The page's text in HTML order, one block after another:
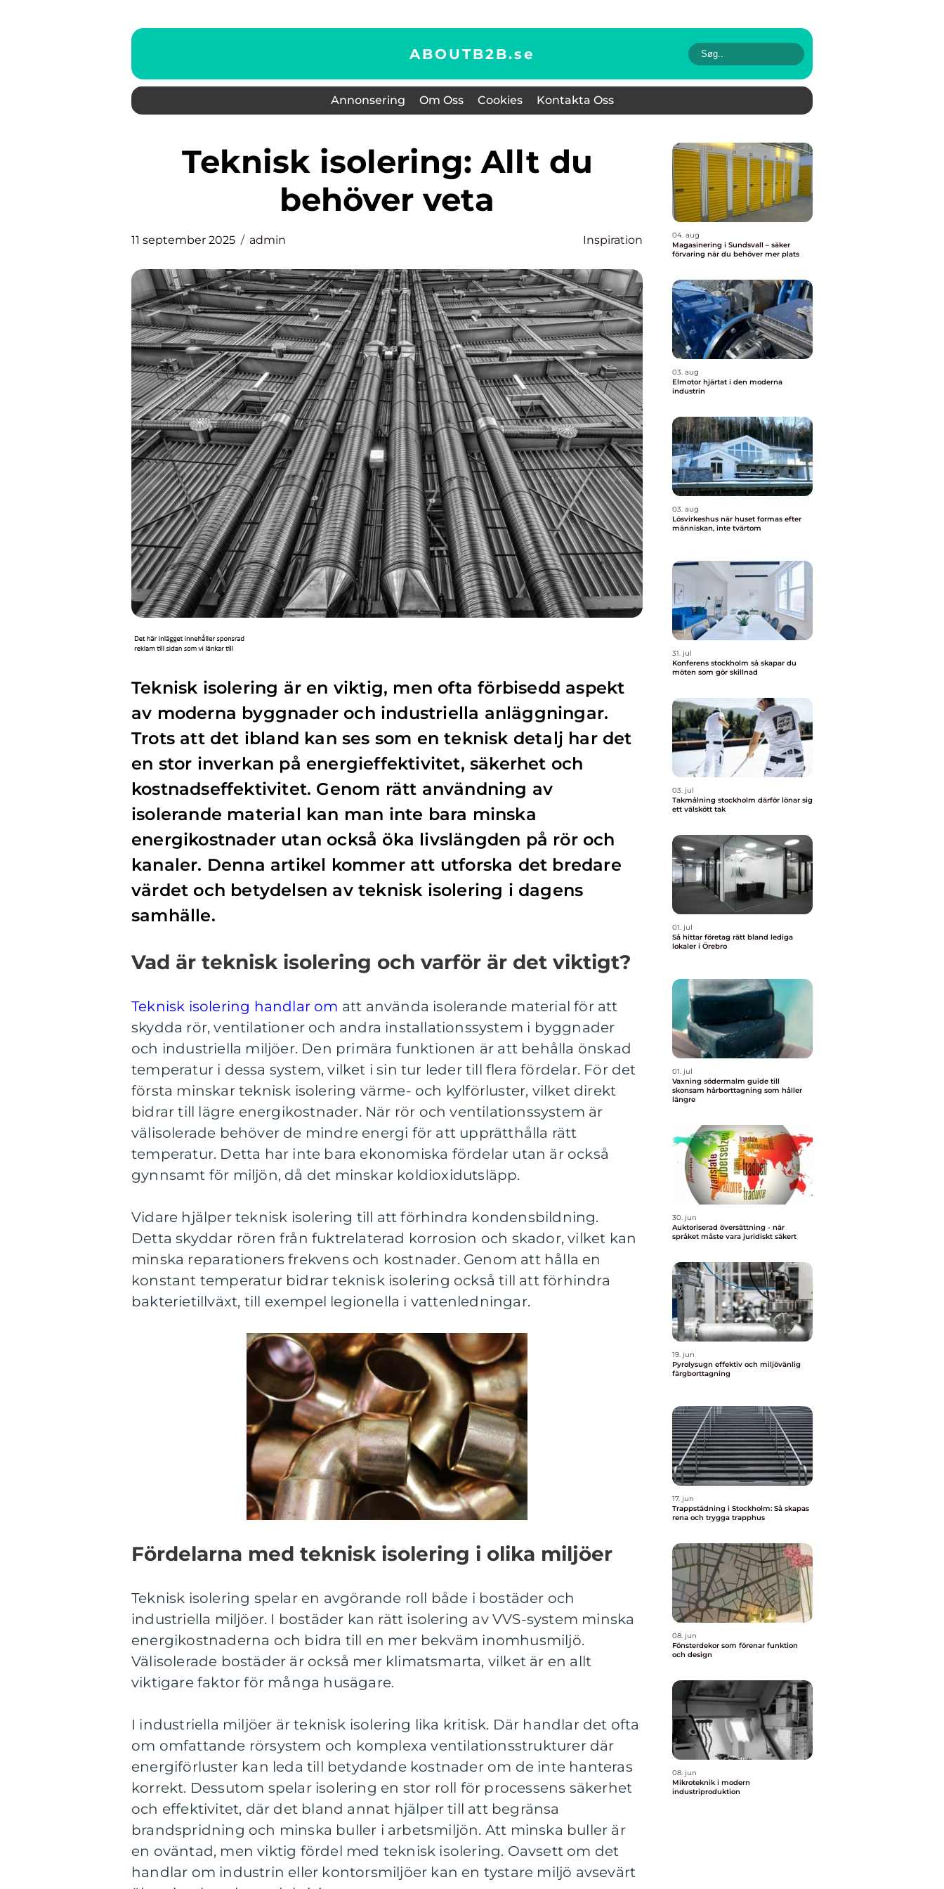
ABOUTB2B.se
Annonsering Om Oss Cookies Kontakta Oss
Teknisk isolering: Allt du
behöver veta
11 september 2025 admin Inspiration
Teknisk isolering är en viktig, men ofta förbisedd aspekt
av moderna byggnader och industriella anläggningar.
Trots att det ibland kan ses som en teknisk detalj har det
en stor inverkan på energieffektivitet, säkerhet och
kostnadseffektivitet. Genom rätt användning av
isolerande material kan man inte bara minska
energikostnader utan också öka livslängden på rör och
kanaler. Denna artikel kommer att utforska det bredare
värdet och betydelsen av teknisk isolering i dagens
samhälle.
Vad är teknisk isolering och varför är det viktigt?
Teknisk isolering handlar om att använda isolerande material för att
skydda rör, ventilationer och andra installationssystem i byggnader
och industriella miljöer. Den primära funktionen är att behålla önskad
temperatur i dessa system, vilket i sin tur leder till flera fördelar. För det
första minskar teknisk isolering värme- och kylförluster, vilket direkt
bidrar till lägre energikostnader. När rör och ventilationssystem är
välisolerade behöver de mindre energi för att upprätthålla rätt
temperatur. Detta har inte bara ekonomiska fördelar utan är också
gynnsamt för miljön, då det minskar koldioxidutsläpp.
Vidare hjälper teknisk isolering till att förhindra kondensbildning.
Detta skyddar rören från fuktrelaterad korrosion och skador, vilket kan
minska reparationers frekvens och kostnader. Genom att hålla en
konstant temperatur bidrar teknisk isolering också till att förhindra
bakterietillväxt, till exempel legionella i vattenledningar.
Fördelarna med teknisk isolering i olika miljöer
Teknisk isolering spelar en avgörande roll både i bostäder och
industriella miljöer. I bostäder kan rätt isolering av VVS-system minska
energikostnaderna och bidra till en mer bekväm inomhusmiljö.
Välisolerade bostäder är också mer klimatsmarta, vilket är en allt
viktigare faktor för många husägare.
I industriella miljöer är teknisk isolering lika kritisk. Där handlar det ofta
om omfattande rörsystem och komplexa ventilationsstrukturer där
energiförluster kan leda till betydande kostnader om de inte hanteras
korrekt. Dessutom spelar isolering en stor roll för processens säkerhet
och effektivitet, där det bland annat hjälper till att begränsa
brandspridning och minska buller i arbetsmiljön. Att minska buller är
en oväntad, men viktig fördel med teknisk isolering. Oavsett om det
handlar om industrin eller kontorsmiljöer kan en tystare miljö avsevärt
04. aug
Magasinering i Sundsvall – säker
förvaring när du behöver mer plats
03. aug
Elmotor hjärtat i den moderna
industrin
03. aug
Lösvirkeshus när huset formas efter
människan, inte tvärtom
31. jul
Konferens stockholm så skapar du
möten som gör skillnad
03. jul
Takmålning stockholm därför lönar sig
ett välskött tak
01. jul
Så hittar företag rätt bland lediga
lokaler i Örebro
01. jul
Vaxning södermalm guide till
skonsam hårborttagning som håller
längre
30. jun
Auktoriserad översättning - när
språket måste vara juridiskt säkert
19. jun
Pyrolysugn effektiv och miljövänlig
färgborttagning
17. jun
Trappstädning i Stockholm: Så skapas
rena och trygga trapphus
08. jun
Fönsterdekor som förenar funktion
och design
08. jun
Mikroteknik i modern
industriproduktion